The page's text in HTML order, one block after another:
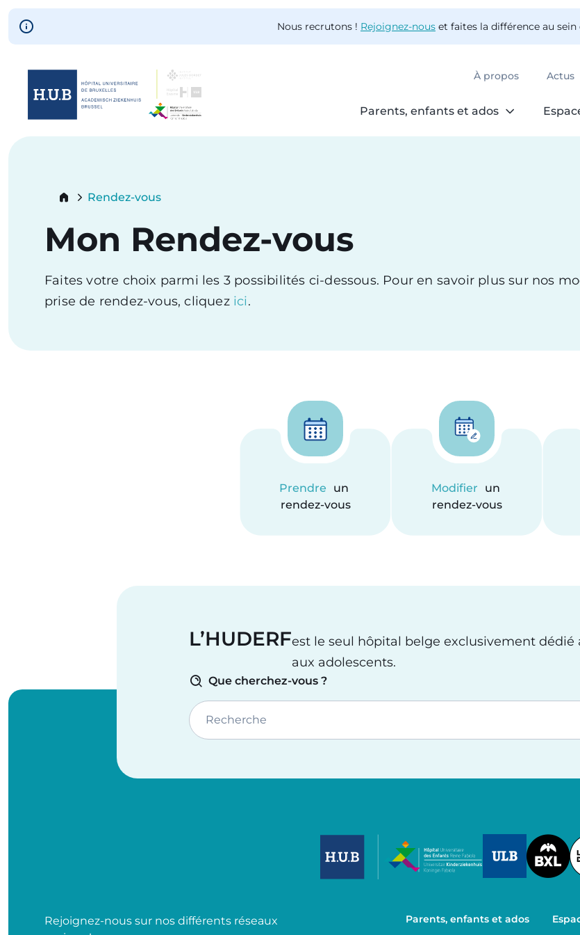
Skip to main content
Nous recrutons ! Rejoignez-nous et faites la différence au
À propos Actus
Parents, enfants et ados
Skip
Breadcrumb
Rendez-vous
Mon Rendez-vous
Faites votre choix parmi les 3 possibilités ci-dessous. Pour en savoir plus sur nos
prise de rendez-vous, cliquez ici.
Prendre un
rendez-vous
Modifier un
rendez-vous
L’HUDERFest le seul hôpital belge exclusivement dédié
aux adolescents.
Que cherchez-vous ?
Recherche
Image
Rejoignez-nous sur nos différents réseaux
Parents, enfants et ados